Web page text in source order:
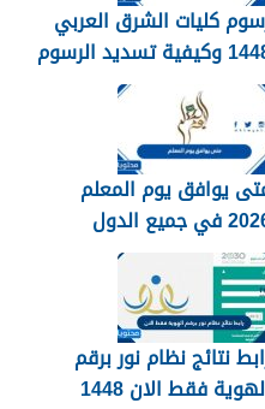
كليات الشرق العربي
تسديد الرسوم
يوافق يوم المعلم
2026 في جميع الدول
نتائج نظام نور برقم
فقط الان 1448